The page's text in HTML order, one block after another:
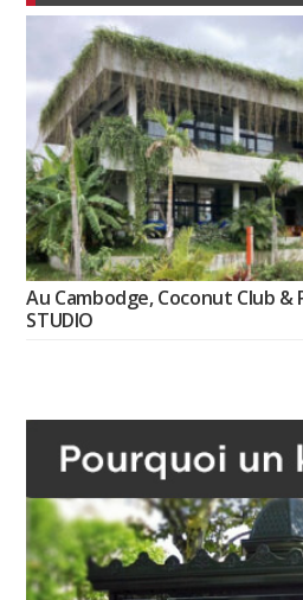
Au Cambodge, Coconut Club &
STUDIO